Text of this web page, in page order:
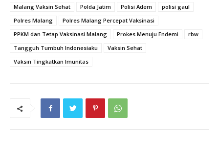
Malang Vaksin Sehat Polda Jatim Polisi Adem
polisi gaul
Polres Malang
Polres Malang Percepat Vaksinasi
PPKM dan Tetap Vaksinasi Malang
Prokes Menuju Endemi
rbw
Tangguh Tumbuh Indonesiaku
Vaksin Sehat
Vaksin Tingkatkan Imunitas